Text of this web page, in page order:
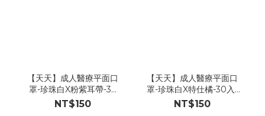
【天天】成人醫療平面口
罩-珍珠白X粉紫耳帶-30
入/盒
NT$150
【天天】成人醫療平面口
罩-珍珠白X特仕橘-30入/
盒
NT$150